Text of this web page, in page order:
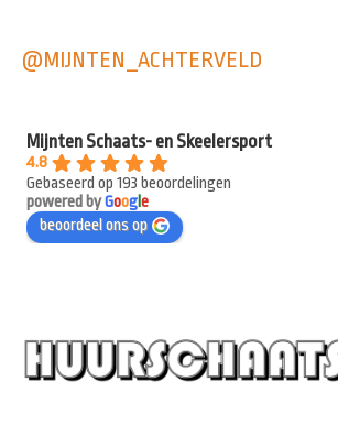
@MIJNTEN_ACHTERVELD
Mijnten Schaats- en Skeelersport
4.8
Gebaseerd op 193 beoordelingen
powered byGooge
beoordeel ons op